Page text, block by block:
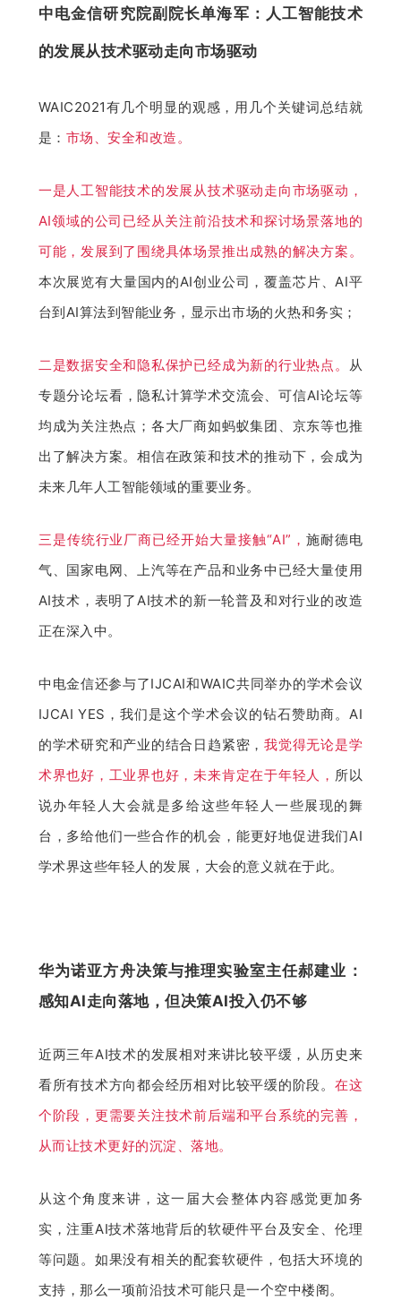
中电金信研究院副院长单海军：人工智能技术
的发展从技术驱动走向市场驱动
WAIC2021有几个明显的观感，用几个关键词总结就
是： 市场、安全和改造。
一是人工智能技术的发展从技术驱动走向市场驱动，
AI领域的公司已经从关注前沿技术和探讨场景落地的
可能，发展到了围绕具体场景推出成熟的解决方案。
本次展览有大量国内的AI创业公司，覆盖芯片、AI平
台到AI算法到智能业务，显示出市场的火热和务实；
二是数据安全和隐私保护已经成为新的行业热点。 从
专题分论坛看，隐私计算学术交流会、可信AI论坛等
均成为关注热点；各大厂商如蚂蚁集团、京东等也推
出了解决方案。相信在政策和技术的推动下，会成为
未来几年人工智能领域的重要业务。
三是传统行业厂商已经开始大量接触“AI”， 施耐德电
气、国家电网、上汽等在产品和业务中已经大量使用
AI技术，表明了AI技术的新一轮普及和对行业的改造
正在深入中。
中电金信还参与了IJCAI和WAIC共同举办的学术会议
IJCAI YES，我们是这个学术会议的钻石赞助商。AI
的学术研究和产业的结合日趋紧密，我觉得无论是学
术界也好，工业界也好，未来肯定在于年轻人， 所以
说办年轻人大会就是多给这些年轻人一些展现的舞
台，多给他们一些合作的机会，能更好地促进我们AI
学术界这些年轻人的发展，大会的意义就在于此。
华为诺亚方舟决策与推理实验室主任郝建业：
感知AI走向落地，但决策AI投入仍不够
近两三年AI技术的发展相对来讲比较平缓，从历史来
看所有技术方向都会经历相对比较平缓的阶段。 在这
个阶段，更需要关注技术前后端和平台系统的完善，
从而让技术更好的沉淀、落地。
从这个角度来讲，这一届大会整体内容感觉更加务
实，注重AI技术落地背后的软硬件平台及安全、伦理
等问题。如果没有相关的配套软硬件，包括大环境的
支持，那么一项前沿技术可能只是一个空中楼阁。